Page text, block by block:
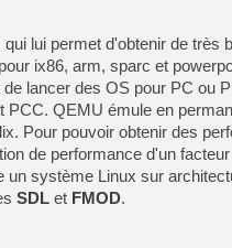
[Mo5] Deux inédits du
[GK] Le beat'em up The
[GK] Endless Legend 2 :
[LS] [PS5] Le WebKit
[GK] Oubliez Crazy Taxi,
[LS] [Switch] NSZ 5.0.0
lui permet d'obtenir de très
ix86, arm, sparc et
lancer des OS pour PC ou
QEMU émule en
Pour pouvoir obtenir des
de performance d'un
un système Linux sur
SDL et FMOD.